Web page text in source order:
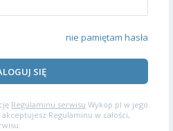
nie pamiętam hasła
SIĘ
Regulaminu serwisu Wykop.pl w jego
Regulaminu w całości,